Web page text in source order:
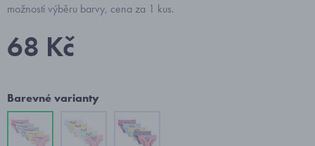
možnosti výběru barvy, cena za 1 kus.
68 Kč
Barevné varianty